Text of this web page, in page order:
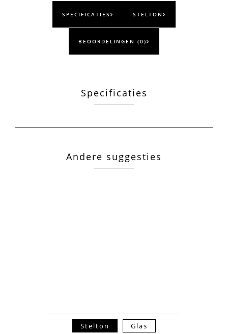
SPECIFICATIES STELTON
BEOORDELINGEN (0)
Specificaties
Andere suggesties
Stelton Glas